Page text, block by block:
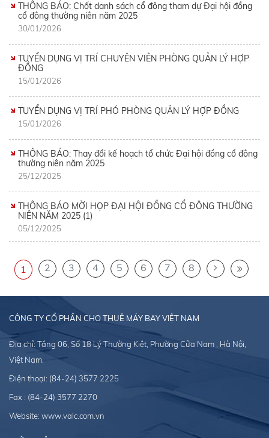
THÔNG BÁO: Chốt danh sách cổ đông tham dự Đại hội đồng
cổ đông thường niên năm 2025
30/01/2026
TUYỂN DỤNG VỊ TRÍ CHUYÊN VIÊN PHÒNG QUẢN LÝ HỢP
ĐỒNG
15/01/2026
TUYỂN DỤNG VỊ TRÍ PHÓ PHÒNG QUẢN LÝ HỢP ĐỒNG
15/01/2026
THÔNG BÁO: Thay đổi kế hoạch tổ chức Đại hội đồng cổ đông
thường niên năm 2025
25/12/2025
THÔNG BÁO MỜI HỌP ĐẠI HỘI ĐỒNG CỔ ĐÔNG THƯỜNG
NIÊN NĂM 2025 (1)
05/12/2025
1 2 3 4 5 6 7 8
CÔNG TY CỔ PHẦN CHO THUÊ MÁY BAY VIỆT NAM
Địa chỉ: Tầng 06, Số 18 Lý Thường Kiệt, Phường Cửa Nam , Hà Nội,
Việt Nam.
Điện thoại: (84-24) 3577 2225
Fax : (84-24) 3577 2270
Website: www.valc.com.vn